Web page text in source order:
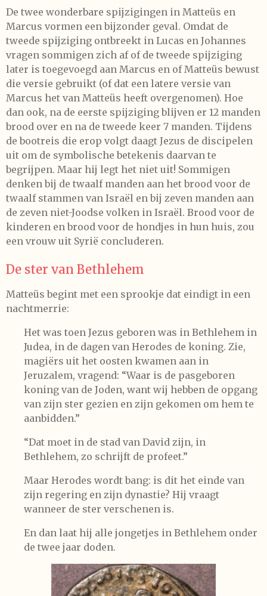
De twee wonderbare spijzigingen in Matteüs en
Marcus vormen een bijzonder geval. Omdat de
tweede spijziging ontbreekt in Lucas en Johannes
vragen sommigen zich af of de tweede spijziging
later is toegevoegd aan Marcus en of Matteüs bewust
die versie gebruikt (of dat een latere versie van
Marcus het van Matteüs heeft overgenomen). Hoe
dan ook, na de eerste spijziging blijven er 12 manden
brood over en na de tweede keer 7 manden. Tijdens
de bootreis die erop volgt daagt Jezus de discipelen
uit om de symbolische betekenis daarvan te
begrijpen. Maar hij legt het niet uit! Sommigen
denken bij de twaalf manden aan het brood voor de
twaalf stammen van Israël en bij zeven manden aan
de zeven niet-Joodse volken in Israël. Brood voor de
kinderen en brood voor de hondjes in hun huis, zou
een vrouw uit Syrië concluderen.
De ster van Bethlehem
Matteüs begint met een sprookje dat eindigt in een
nachtmerrie:
Het was toen Jezus geboren was in Bethlehem in
Judea, in de dagen van Herodes de koning. Zie,
magiërs uit het oosten kwamen aan in
Jeruzalem, vragend: “Waar is de pasgeboren
koning van de Joden, want wij hebben de opgang
van zijn ster gezien en zijn gekomen om hem te
aanbidden.”
“Dat moet in de stad van David zijn, in
Bethlehem, zo schrijft de profeet.”
Maar Herodes wordt bang: is dit het einde van
zijn regering en zijn dynastie? Hij vraagt
wanneer de ster verschenen is.
En dan laat hij alle jongetjes in Bethlehem onder
de twee jaar doden.